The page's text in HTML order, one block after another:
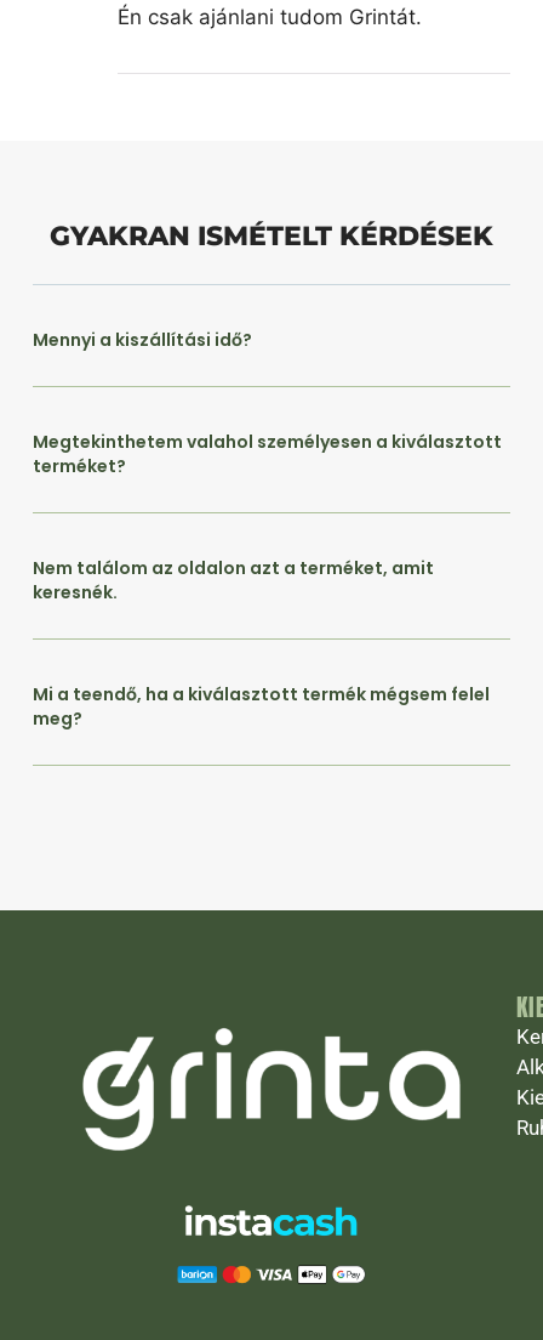
Én csak ajánlani tudom Grintát.
GYAKRAN ISMÉTELT KÉRDÉSEK
Mennyi a kiszállítási idő?
Megtekinthetem valahol személyesen a kiválasztott
terméket?
Nem találom az oldalon azt a terméket, amit
keresnék.
Mi a teendő, ha a kiválasztott termék mégsem felel
meg?